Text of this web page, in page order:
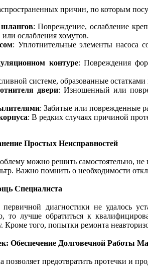
причин, по которым
шлангов: Повреждение, ослабление
ослабления хомутов.
: Уплотнительные элементы насоса
контуре: Повреждения
системе, образованные
двери: Изношенный или
: Забитые или поврежденные
: В редких случаях причиной
Простых Неисправностей
можно решить самостоятельно,
Важно помнить о необходимости
Специалиста
первичной диагностики не удалось
то лучше обратиться к
Кроме того, попытки ремонта
Обеспечение Долговечной Работы
позволяет предотвратить протечки и